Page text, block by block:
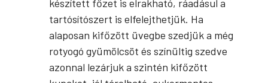
készített főzet is elrakható, ráadásul a
tartósítószert is elfelejthetjük. Ha
alaposan kifőzött üvegbe szedjük a még
rotyogó gyümölcsöt és színültig szedve
azonnal lezárjuk a szintén kifőzött